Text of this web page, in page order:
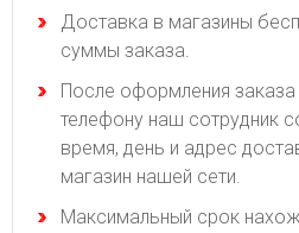
Доставка в магазины
суммы заказа.
После оформления заказа
телефону наш сотрудник
время, день и адрес
магазин нашей сети.
Максимальный срок